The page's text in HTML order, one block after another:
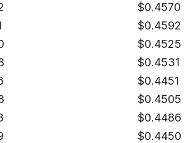
$0.4570
$0.4592
$0.4525
$0.4531
$0.4451
$0.4505
$0.4486
$0.4450